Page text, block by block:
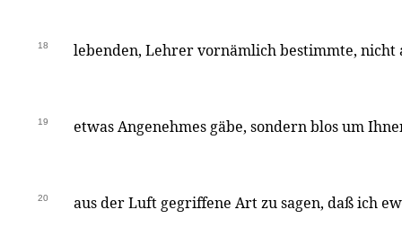
18 lebenden, Lehrer vornämlich bestimmte, nicht
19 etwas Angenehmes gäbe, sondern blos um
20 aus der Luft gegriffene Art zu sagen, daß ich